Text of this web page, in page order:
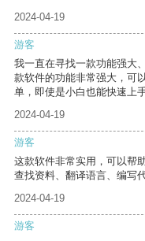
2024-04-19
游客
我一直在寻找一款功能强大
款软件的功能非常强大，可
单，即使是小白也能快速上手
2024-04-19
游客
这款软件非常实用，可以帮
查找资料、翻译语言、编写代
2024-04-19
游客